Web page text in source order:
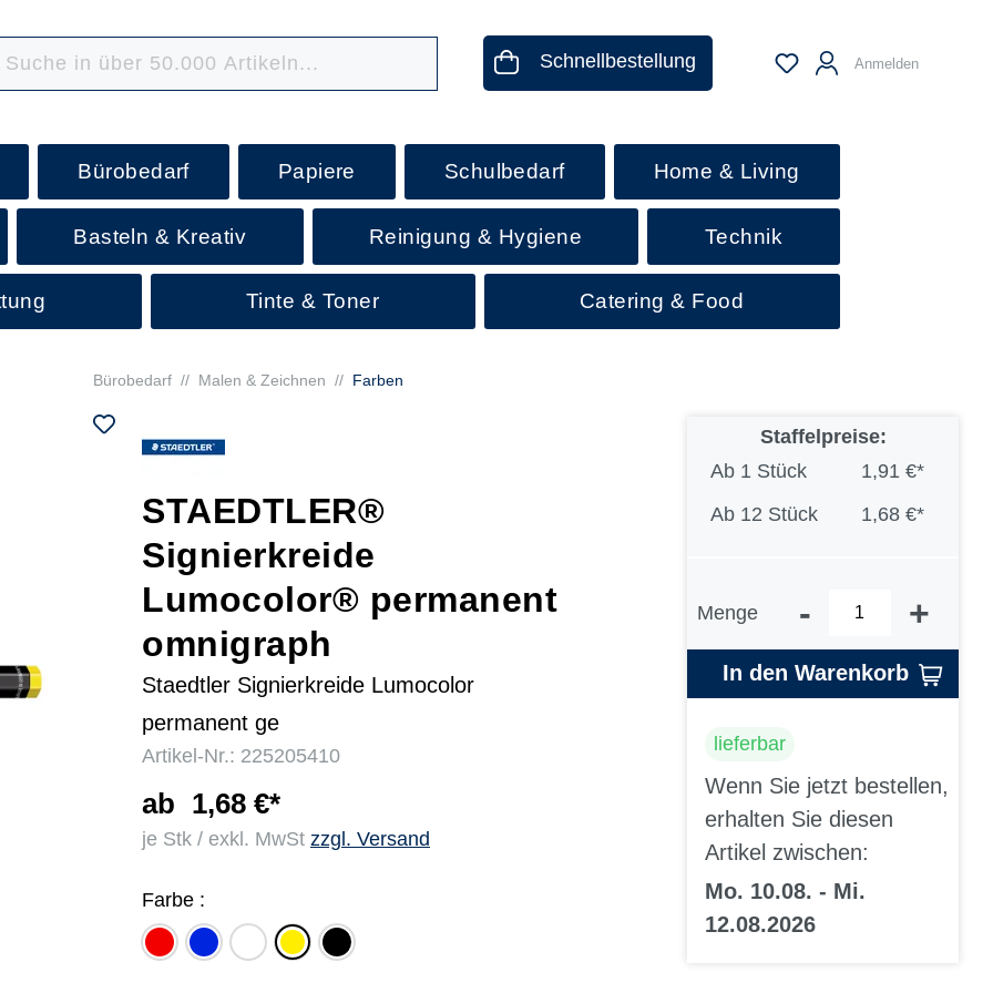
Schnellbestellung Anmelden
Bürobedarf Papiere Schulbedarf Home & Living
Basteln & Kreativ Reinigung & Hygiene Technik
Tinte & Toner Catering & Food
Bürobedarf // Malen & Zeichnen // Farben
STAEDTLER®
Signierkreide
Lumocolor® permanent
omnigraph
Staedtler Signierkreide Lumocolor
permanent ge
Artikel-Nr.: 225205410
ab 1,68 €*
je Stk / exkl. MwSt zzgl. Versand
Farbe :
rot blau weiß gelb schwarz
Staffelpreise:
Ab 1 Stück
1,91 €*
Ab 12 Stück 1,68 €*
Menge - +
In den Warenkorb
lieferbar
Wenn Sie jetzt bestellen,
erhalten Sie diesen
Artikel zwischen:
Mo. 10.08. - Mi.
12.08.2026